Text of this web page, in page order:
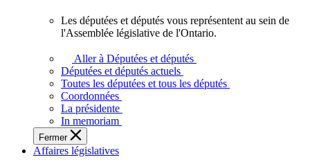
députés
vous
représentent
sein
de
l'Assemblée
législative
Les députées et députés vous représentent au sein de
l'Assemblée législative de l'Ontario.
Aller à Députées et députés
Députées et députés actuels
Toutes les députées et tous les députés
Coordonnées
La présidente
In memoriam
Fermer
Affaires législatives